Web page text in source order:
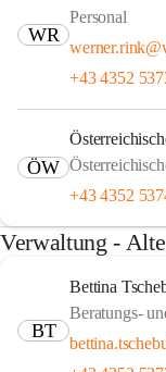
WR
Personal
+43 4352
ÖW
+43 4352
Verwaltung -
BT
Bettina
Beratungs-